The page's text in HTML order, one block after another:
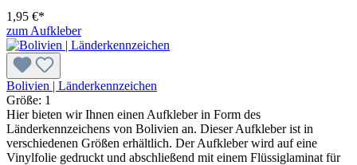
1,95 €*
zum Aufkleber
Bolivien | Länderkennzeichen
Größe: 1
Hier bieten wir Ihnen einen Aufkleber in Form des
Länderkennzeichens von Bolivien an. Dieser Aufkleber ist in
verschiedenen Größen erhältlich. Der Aufkleber wird auf eine
Vinylfolie gedruckt und abschließend mit einem Flüssiglaminat für